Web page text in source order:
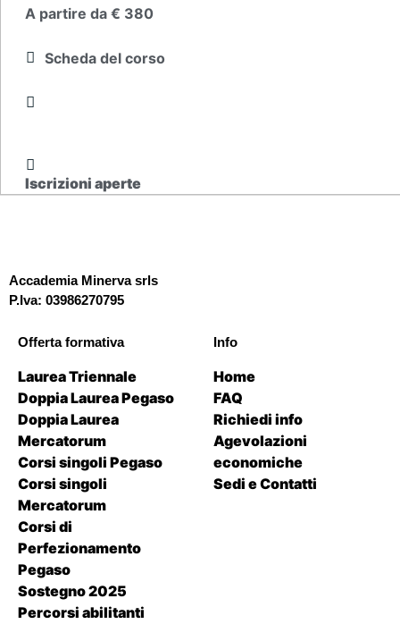
A partire da € 380
Scheda del corso
Iscrizioni aperte
Accademia Minerva srls
P.Iva: 03986270795
Offerta formativa
Laurea Triennale
Doppia Laurea Pegaso
Doppia Laurea
Mercatorum
Corsi singoli Pegaso
Corsi singoli
Mercatorum
Corsi di
Perfezionamento
Pegaso
Sostegno 2025
Percorsi abilitanti
Info
Home
FAQ
Richiedi info
Agevolazioni
economiche
Sedi e Contatti